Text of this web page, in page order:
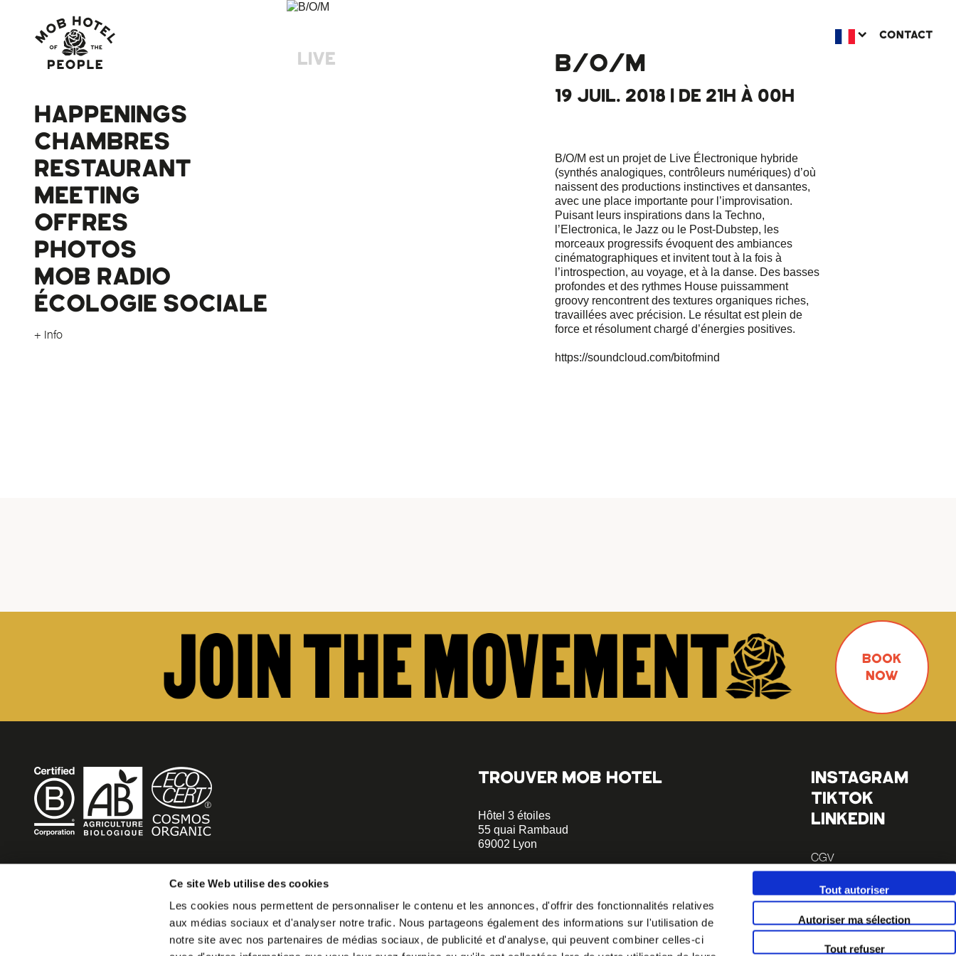
Ce site Web utilise des cookies
Les cookies nous permettent de personnaliser le contenu et les annonces, d'offrir des fonctionnalités relatives
aux médias sociaux et d'analyser notre trafic. Nous partageons également des informations sur l'utilisation de
notre site avec nos partenaires de médias sociaux, de publicité et d'analyse, qui peuvent combiner celles-ci
Tout autoriser
Autoriser ma sélection
Tout refuser
HAPPENINGS
CHAMBRES
RESTAURANT
MEETING
OFFRES
PHOTOS
MOB RADIO
ÉCOLOGIE SOCIALE
+ Info
CONTACT
B/O/M
19 JUIL. 2018 | DE 21H À 00H
LIVE
B/O/M est un projet de Live Électronique hybride
(synthés analogiques, contrôleurs numériques) d’où
naissent des productions instinctives et dansantes,
avec une place importante pour l’improvisation.
Puisant leurs inspirations dans la Techno,
l’Electronica, le Jazz ou le Post-Dubstep, les
morceaux progressifs évoquent des ambiances
cinématographiques et invitent tout à la fois à
l’introspection, au voyage, et à la danse. Des basses
profondes et des rythmes House puissamment
groovy rencontrent des textures organiques riches,
travaillées avec précision. Le résultat est plein de
force et résolument chargé d’énergies positives.
https://soundcloud.com/bitofmind
BOOK
NOW
BECOME MOB
MOB HOTEL se développe en un véritable mouvement coopératif.
Vous souhaitez créer votre MOB HOTEL et prendre part à notre
TROUVER MOB HOTEL
Hôtel 3 étoiles
55 quai Rambaud
69002 Lyon
Le Sucre et la Sucrière à 2 min à pieds
hellolyon@mobhotel.com
INSTAGRAM
TIKTOK
LINKEDIN
CGV
Mentions légales